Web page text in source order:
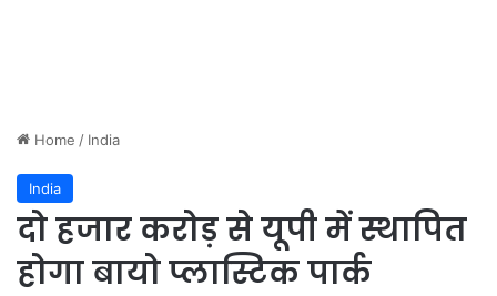
Home / India
India
दो हजार करोड़ से यूपी में स्थापित
होगा बायो प्लास्टिक पार्क